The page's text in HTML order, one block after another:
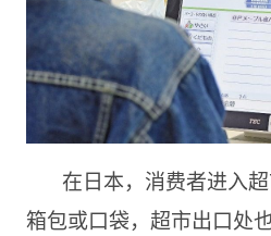
在日本，消费者进入
箱包或口袋，超市出口处